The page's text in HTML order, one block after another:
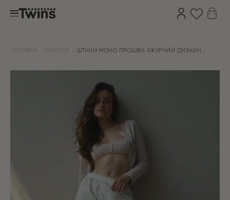
ГОЛОВНА КАТАЛОГ
ШТАНИ МОНО ПРОШВА АЖУРНИЙ ДИЗАЙН